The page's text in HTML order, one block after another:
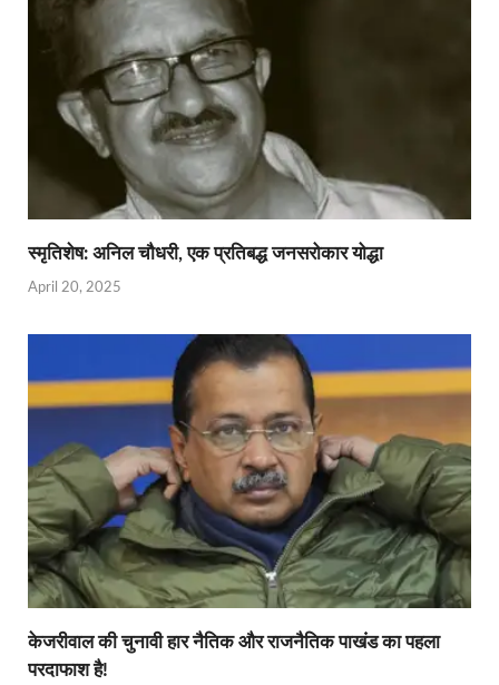
स्मृतिशेष: अनिल चौधरी, एक प्रतिबद्ध जनसरोकार योद्धा​
April 20, 2025
केजरीवाल की चुनावी हार नैतिक और राजनैतिक पाखंड का पहला
परदाफाश है!